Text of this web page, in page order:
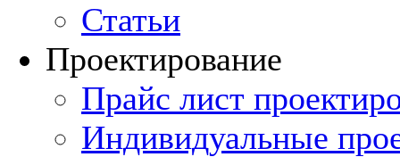
Статьи
Проектирование
Прайс лист
Индивидуальные